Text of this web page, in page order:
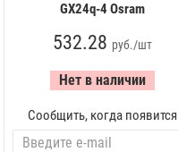
GX24q-4 Osram
532.28 руб./шт
Нет в наличии
Сообщить, когда появится